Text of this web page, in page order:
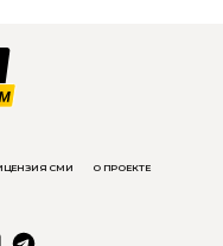
СМИ О ПРОЕКТЕ